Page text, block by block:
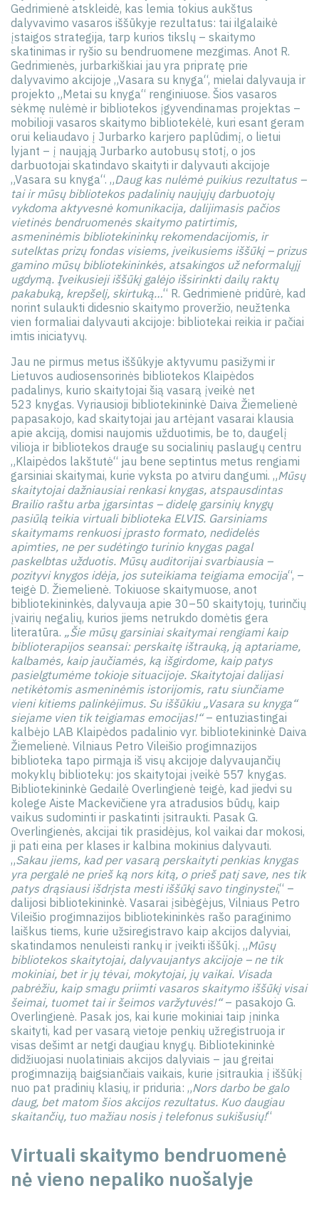
Gedrimienė atskleidė, kas lemia tokius aukštus
dalyvavimo vasaros iššūkyje rezultatus: tai ilgalaikė
įstaigos strategija, tarp kurios tikslų – skaitymo
skatinimas ir ryšio su bendruomene mezgimas. Anot R.
Gedrimienės, jurbarkiškiai jau yra pripratę prie
dalyvavimo akcijoje „Vasara su knyga“, mielai dalyvauja ir
projekto „Metai su knyga“ renginiuose. Šios vasaros
sėkmę nulėmė ir bibliotekos įgyvendinamas projektas –
mobilioji vasaros skaitymo bibliotekėlė, kuri esant geram
orui keliaudavo į Jurbarko karjero paplūdimį, o lietui
lyjant – į naująją Jurbarko autobusų stotį, o jos
darbuotojai skatindavo skaityti ir dalyvauti akcijoje
„Vasara su knyga“. „Daug kas nulėmė puikius rezultatus –
tai ir mūsų bibliotekos padalinių naujųjų darbuotojų
vykdoma aktyvesnė komunikacija, dalijimasis pačios
vietinės bendruomenės skaitymo patirtimis,
asmeninėmis bibliotekininkų rekomendacijomis, ir
sutelktas prizų fondas visiems, įveikusiems iššūkį – prizus
gamino mūsų bibliotekininkės, atsakingos už neformalųjį
ugdymą. Įveikusieji iššūkį galėjo išsirinkti dailų raktų
pakabuką, krepšelį, skirtuką…“ R. Gedrimienė pridūrė, kad
norint sulaukti didesnio skaitymo proveržio, neužtenka
vien formaliai dalyvauti akcijoje: bibliotekai reikia ir pačiai
imtis iniciatyvų.
Jau ne pirmus metus iššūkyje aktyvumu pasižymi ir
Lietuvos audiosensorinės bibliotekos Klaipėdos
padalinys, kurio skaitytojai šią vasarą įveikė net
523 knygas. Vyriausioji bibliotekininkė Daiva Žiemelienė
papasakojo, kad skaitytojai jau artėjant vasarai klausia
apie akciją, domisi naujomis užduotimis, be to, daugelį
vilioja ir bibliotekos drauge su socialinių paslaugų centru
„Klaipėdos lakštutė“ jau bene septintus metus rengiami
garsiniai skaitymai, kurie vyksta po atviru dangumi. „Mūsų
skaitytojai dažniausiai renkasi knygas, atspausdintas
Brailio raštu arba įgarsintas – didelę garsinių knygų
pasiūlą teikia virtuali biblioteka ELVIS. Garsiniams
skaitymams renkuosi įprasto formato, nedidelės
apimties, ne per sudėtingo turinio knygas pagal
paskelbtas užduotis. Mūsų auditorijai svarbiausia –
pozityvi knygos idėja, jos suteikiama teigiama emocija“, –
teigė D. Žiemelienė. Tokiuose skaitymuose, anot
bibliotekininkės, dalyvauja apie 30–50 skaitytojų, turinčių
įvairių negalių, kurios jiems netrukdo domėtis gera
literatūra. „Šie mūsų garsiniai skaitymai rengiami kaip
biblioterapijos seansai: perskaitę ištrauką, ją aptariame,
kalbamės, kaip jaučiamės, ką išgirdome, kaip patys
pasielgtumėme tokioje situacijoje. Skaitytojai dalijasi
netikėtomis asmeninėmis istorijomis, ratu siunčiame
vieni kitiems palinkėjimus. Su iššūkiu „Vasara su knyga“
siejame vien tik teigiamas emocijas!“– entuziastingai
kalbėjo LAB Klaipėdos padalinio vyr. bibliotekininkė Daiva
Žiemelienė. Vilniaus Petro Vileišio progimnazijos
biblioteka tapo pirmąja iš visų akcijoje dalyvaujančių
mokyklų bibliotekų: jos skaitytojai įveikė 557 knygas.
Bibliotekininkė Gedailė Overlingienė teigė, kad jiedvi su
kolege Aiste Mackevičiene yra atradusios būdų, kaip
vaikus sudominti ir paskatinti įsitraukti. Pasak G.
Overlingienės, akcijai tik prasidėjus, kol vaikai dar mokosi,
ji pati eina per klases ir kalbina mokinius dalyvauti.
„Sakau jiems, kad per vasarą perskaityti penkias knygas
yra pergalė ne prieš ką nors kitą, o prieš patį save, nes tik
patys drąsiausi išdrįsta mesti iššūkį savo tinginystei,“ –
dalijosi bibliotekininkė. Vasarai įsibėgėjus, Vilniaus Petro
Vileišio progimnazijos bibliotekininkės rašo paraginimo
laiškus tiems, kurie užsiregistravo kaip akcijos dalyviai,
skatindamos nenuleisti rankų ir įveikti iššūkį. „Mūsų
bibliotekos skaitytojai, dalyvaujantys akcijoje – ne tik
mokiniai, bet ir jų tėvai, mokytojai, jų vaikai. Visada
pabrėžiu, kaip smagu priimti vasaros skaitymo iššūkį visai
šeimai, tuomet tai ir šeimos varžytuvės!“– pasakojo G.
Overlingienė. Pasak jos, kai kurie mokiniai taip įninka
skaityti, kad per vasarą vietoje penkių užregistruoja ir
visas dešimt ar netgi daugiau knygų. Bibliotekininkė
didžiuojasi nuolatiniais akcijos dalyviais – jau greitai
progimnaziją baigsiančiais vaikais, kurie įsitraukia į iššūkį
nuo pat pradinių klasių, ir priduria: „Nors darbo be galo
daug, bet matom šios akcijos rezultatus. Kuo daugiau
skaitančių, tuo mažiau nosis į telefonus sukišusių!“
Virtuali skaitymo bendruomenė
nė vieno nepaliko nuošalyje